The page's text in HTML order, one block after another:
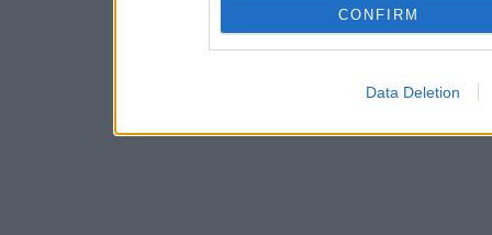
CONFIRM
Data Deletion